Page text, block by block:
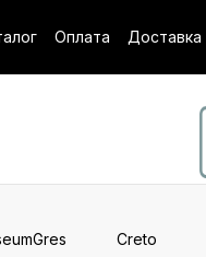
Оплата Доставка
Creto